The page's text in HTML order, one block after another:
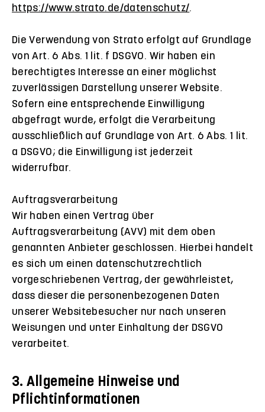
https://www.strato.de/datenschutz/.
Die Verwendung von Strato erfolgt auf Grundlage
von Art. 6 Abs. 1 lit. f DSGVO. Wir haben ein
berechtigtes Interesse an einer möglichst
zuverlässigen Darstellung unserer Website.
Sofern eine entsprechende Einwilligung
abgefragt wurde, erfolgt die Verarbeitung
ausschließlich auf Grundlage von Art. 6 Abs. 1 lit.
a DSGVO; die Einwilligung ist jederzeit
widerrufbar.
Auftragsverarbeitung
Wir haben einen Vertrag über
Auftragsverarbeitung (AVV) mit dem oben
genannten Anbieter geschlossen. Hierbei handelt
es sich um einen datenschutzrechtlich
vorgeschriebenen Vertrag, der gewährleistet,
dass dieser die personenbezogenen Daten
unserer Websitebesucher nur nach unseren
Weisungen und unter Einhaltung der DSGVO
verarbeitet.
3. Allgemeine Hinweise und
Pflichtinformationen